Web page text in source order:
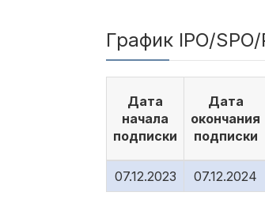
График IPO/SPO/
Дата
начала
подписки
Дата
окончания
подписки
07.12.2023
07.12.2024